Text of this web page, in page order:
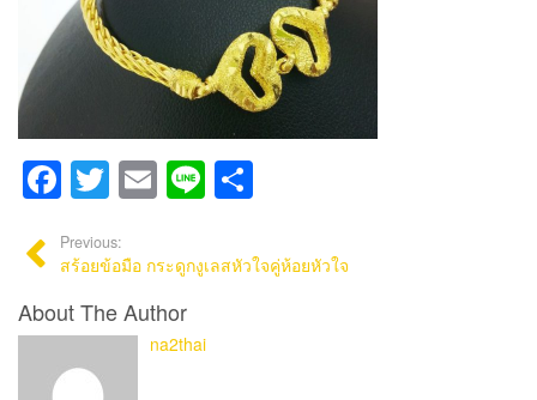
Facebook
Twitter
Email
Line
Previous:
สร้อยข้อมือ กระดูกงูเลสหัวใจคู่ห้อยหัวใจ
About The Author
na2thai